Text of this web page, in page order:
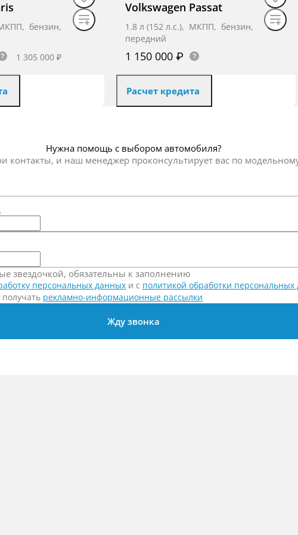
идеальную температуру в салоне (вместо обычного
и противотуманные фары с функцией подсветки поворотов.
автомобиля не отвлекаясь от дороги.
для легкого маневрирования.
бензин,
1 305 000 ₽
Volkswagen Passat
1.8 л (152 л.с.), МКПП, бензин,
передний
1 150 000 ₽
Расчет кредита
Нужна помощь с выбором автомобиля?
контакты, и наш менеджер проконсультирует вас по
звездочкой, обязательны к заполнению
персональных данных и c политикой обработки
получать рекламно-информационные рассылки
Жду звонка